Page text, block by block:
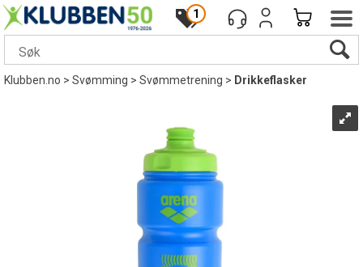
1
Klubben.no>Svømming>Svømmetrening> Drikkeflasker